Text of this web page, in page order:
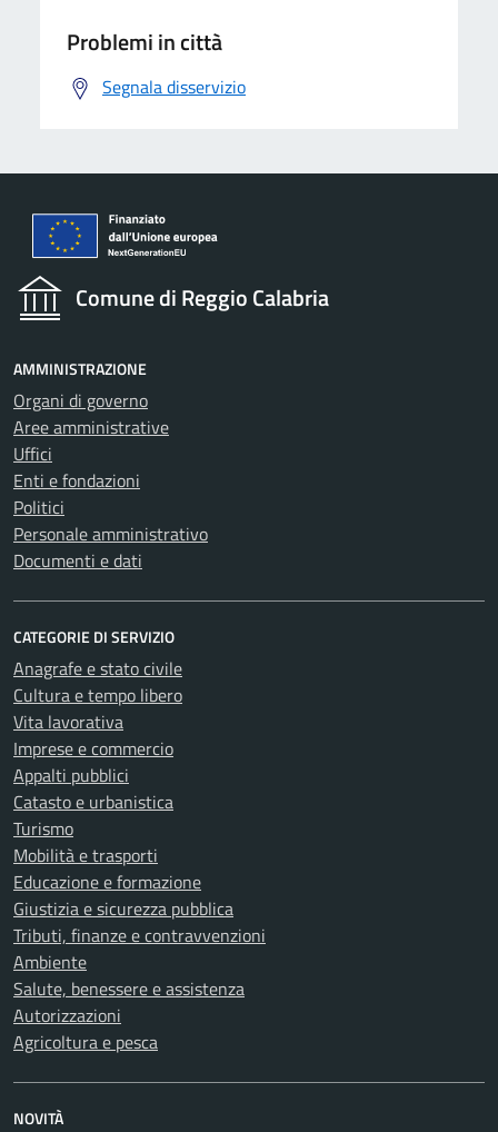
Problemi in città
Segnala disservizio
Comune di Reggio Calabria
AMMINISTRAZIONE
Organi di governo
Aree amministrative
Uffici
Enti e fondazioni
Politici
Personale amministrativo
Documenti e dati
CATEGORIE DI SERVIZIO
Anagrafe e stato civile
Cultura e tempo libero
Vita lavorativa
Imprese e commercio
Appalti pubblici
Catasto e urbanistica
Turismo
Mobilità e trasporti
Educazione e formazione
Giustizia e sicurezza pubblica
Tributi, finanze e contravvenzioni
Ambiente
Salute, benessere e assistenza
Autorizzazioni
Agricoltura e pesca
NOVITÀ